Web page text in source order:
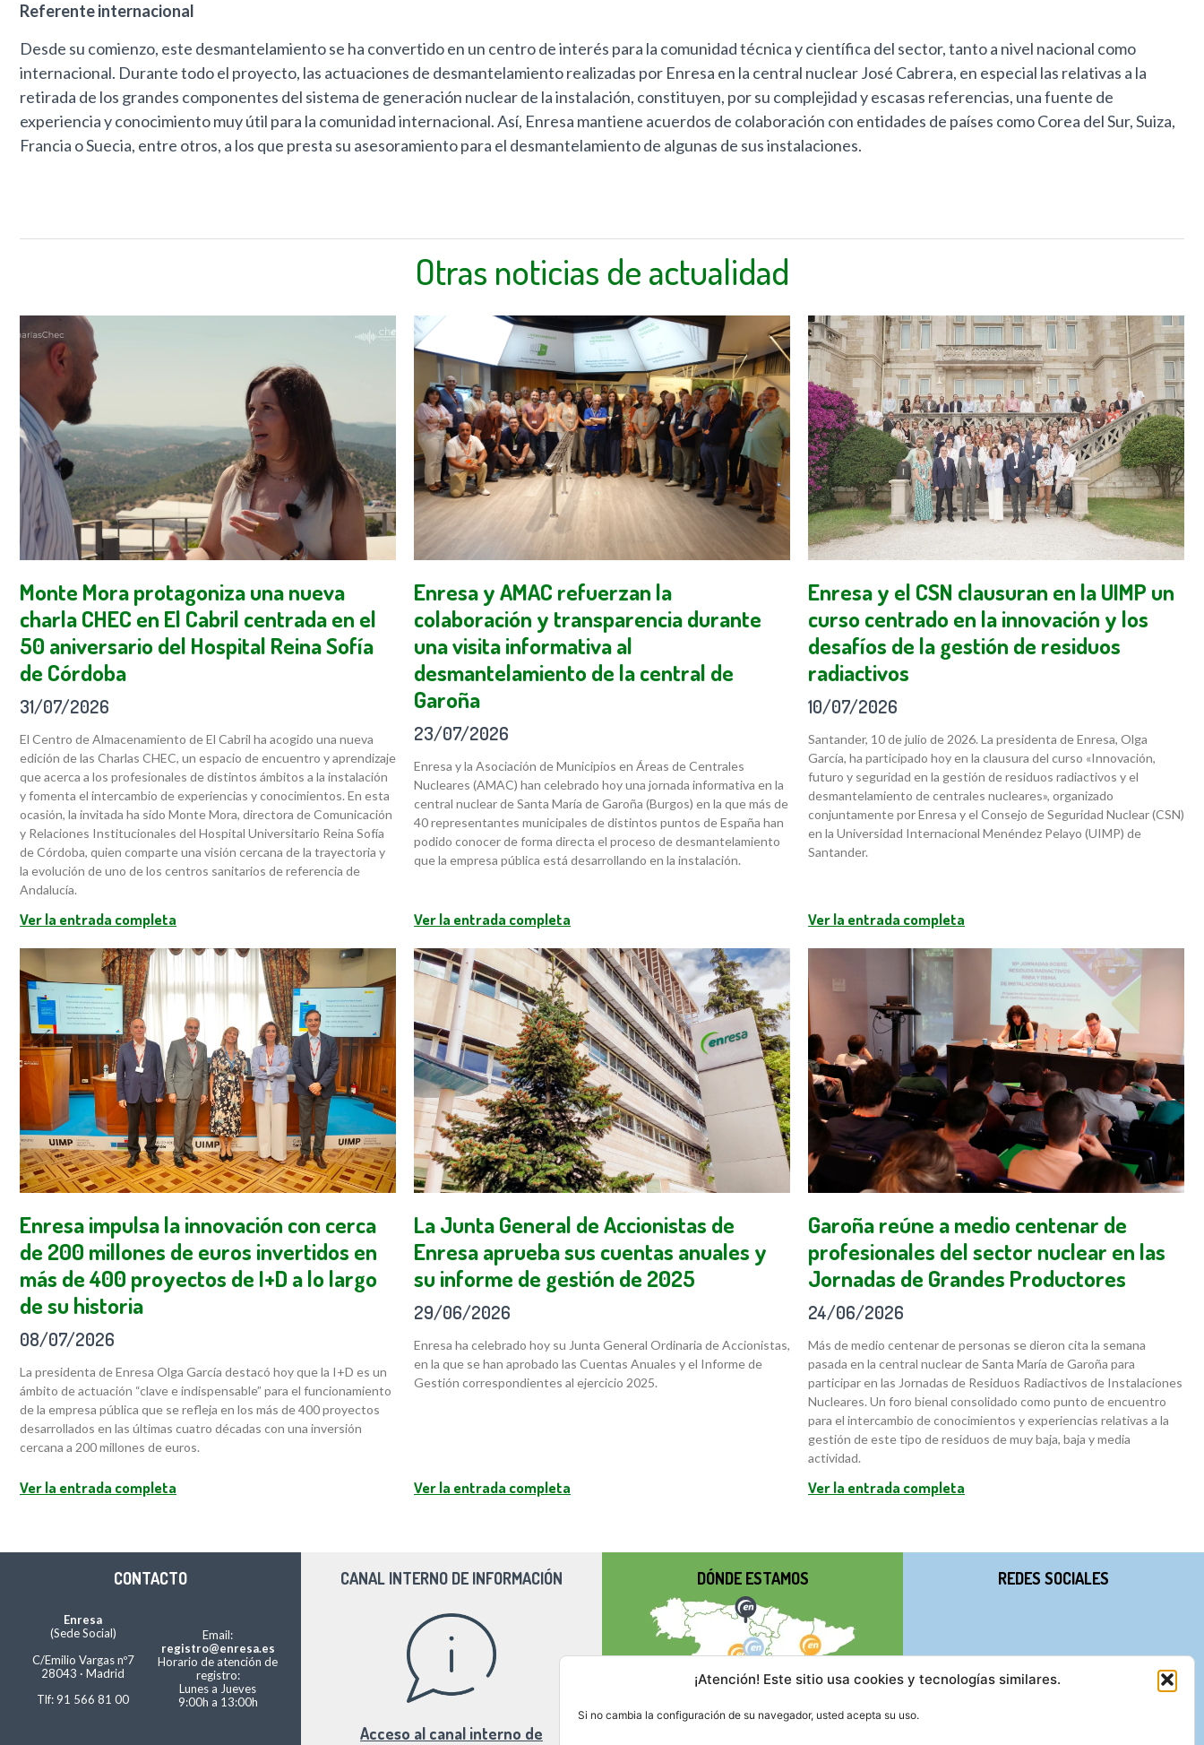
¡Atención! Este sitio usa cookies y tecnologías similares.
Si no cambia la configuración de su navegador, usted acepta su uso.
Referente internacional
Desde su comienzo, este desmantelamiento se ha convertido en un centro de interés para la comunidad técnica y científica del sector, tanto a nivel nacional como
internacional. Durante todo el proyecto, las actuaciones de desmantelamiento realizadas por Enresa en la central nuclear José Cabrera, en especial las relativas a la
retirada de los grandes componentes del sistema de generación nuclear de la instalación, constituyen, por su complejidad y escasas referencias, una fuente de
experiencia y conocimiento muy útil para la comunidad internacional. Así, Enresa mantiene acuerdos de colaboración con entidades de países como Corea del Sur, Suiza,
Francia o Suecia, entre otros, a los que presta su asesoramiento para el desmantelamiento de algunas de sus instalaciones.
Otras noticias de actualidad
Monte Mora protagoniza una nueva
charla CHEC en El Cabril centrada en el
50 aniversario del Hospital Reina Sofía
de Córdoba
31/07/2026
El Centro de Almacenamiento de El Cabril ha acogido una nueva
edición de las Charlas CHEC, un espacio de encuentro y aprendizaje
que acerca a los profesionales de distintos ámbitos a la instalación
y fomenta el intercambio de experiencias y conocimientos. En esta
ocasión, la invitada ha sido Monte Mora, directora de Comunicación
y Relaciones Institucionales del Hospital Universitario Reina Sofía
de Córdoba, quien comparte una visión cercana de la trayectoria y
la evolución de uno de los centros sanitarios de referencia de
Andalucía.
Ver la entrada completa
Enresa y AMAC refuerzan la
colaboración y transparencia durante
una visita informativa al
desmantelamiento de la central de
Garoña
23/07/2026
Enresa y la Asociación de Municipios en Áreas de Centrales
Nucleares (AMAC) han celebrado hoy una jornada informativa en la
central nuclear de Santa María de Garoña (Burgos) en la que más de
40 representantes municipales de distintos puntos de España han
podido conocer de forma directa el proceso de desmantelamiento
que la empresa pública está desarrollando en la instalación.
Ver la entrada completa
Enresa y el CSN clausuran en la UIMP un
curso centrado en la innovación y los
desafíos de la gestión de residuos
radiactivos
10/07/2026
Santander, 10 de julio de 2026. La presidenta de Enresa, Olga
García, ha participado hoy en la clausura del curso «Innovación,
futuro y seguridad en la gestión de residuos radiactivos y el
desmantelamiento de centrales nucleares», organizado
conjuntamente por Enresa y el Consejo de Seguridad Nuclear (CSN)
en la Universidad Internacional Menéndez Pelayo (UIMP) de
Santander.
Ver la entrada completa
Enresa impulsa la innovación con cerca
de 200 millones de euros invertidos en
más de 400 proyectos de I+D a lo largo
de su historia
08/07/2026
La presidenta de Enresa Olga García destacó hoy que la I+D es un
ámbito de actuación “clave e indispensable” para el funcionamiento
de la empresa pública que se refleja en los más de 400 proyectos
desarrollados en las últimas cuatro décadas con una inversión
cercana a 200 millones de euros.
Ver la entrada completa
La Junta General de Accionistas de
Enresa aprueba sus cuentas anuales y
su informe de gestión de 2025
29/06/2026
Enresa ha celebrado hoy su Junta General Ordinaria de Accionistas,
en la que se han aprobado las Cuentas Anuales y el Informe de
Gestión correspondientes al ejercicio 2025.
Ver la entrada completa
Garoña reúne a medio centenar de
profesionales del sector nuclear en las
Jornadas de Grandes Productores
24/06/2026
Más de medio centenar de personas se dieron cita la semana
pasada en la central nuclear de Santa María de Garoña para
participar en las Jornadas de Residuos Radiactivos de Instalaciones
Nucleares. Un foro bienal consolidado como punto de encuentro
para el intercambio de conocimientos y experiencias relativas a la
gestión de este tipo de residuos de muy baja, baja y media
actividad.
Ver la entrada completa
CONTACTO
Enresa
(Sede Social)
C/Emilio Vargas nº7
28043 · Madrid
Tlf: 91 566 81 00
Email:
registro@enresa.es
Horario de atención de
registro:
Lunes a Jueves
9:00h a 13:00h
CANAL INTERNO DE INFORMACIÓN
Acceso al canal interno de
DÓNDE ESTAMOS REDES SOCIALES